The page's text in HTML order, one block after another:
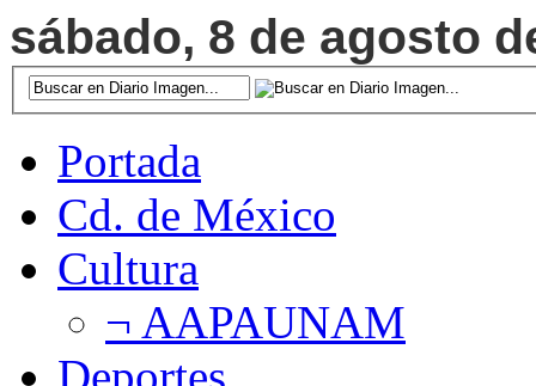
sábado, 8 de agosto
Portada
Cd. de México
Cultura
¬ AAPAUNAM
Deportes